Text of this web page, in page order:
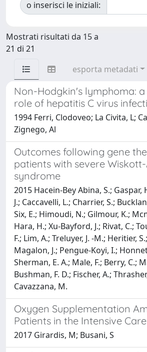
o inserisci le iniziali:
Mostrati risultati da 15 a
21 di 21
esporta metadati
Non-Hodgkin's lymphoma: a
role of hepatitis C virus
1994 Ferri, Clodoveo; La Civita, L;
Zignego, Al
Outcomes following gene
patients with severe
syndrome
2015 Hacein-Bey Abina, S.; Gaspar,
J.; Caccavelli, L.; Charrier, S.;
Six, E.; Himoudi, N.; Gilmour, K.;
Hara, H.; Xu-Bayford, J.; Rivat, C.;
F.; Lim, A.; Treluyer, J. -M.; Heritier,
Magalon, J.; Pengue-Koyi, I.;
Sherman, E. A.; Male, F.; Berry, C.;
Bushman, F. D.; Fischer, A.;
Cavazzana, M.
Oxygen Supplementation
Patients in the Intensive
2017 Girardis, M; Busani, S